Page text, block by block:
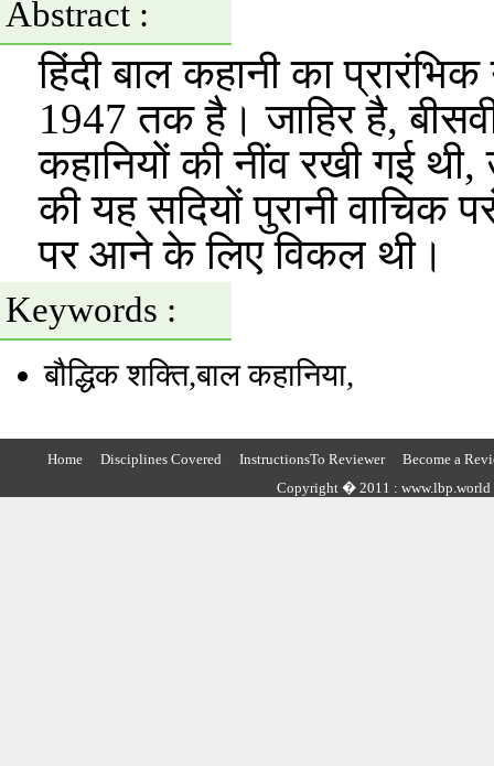
Abstract :
हिंदी बाल कहानी का
1947 तक है। जाहिर है,
कहानियों की नींव रखी गई
की यह सदियों पुरानी वाचिक
पर आने के लिए विकल थी।
Keywords :
बौद्धिक शक्ति,बाल कहानिया,
Home Disciplines Covered InstructionsTo Reviewer
Become a
Copyright � 2011 : www.lbp.world